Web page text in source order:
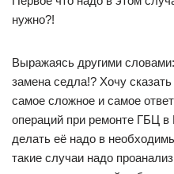
нужно?!
Выражаясь другими
замена седла!? Хочу
самое сложное и самое
операций при ремонте ГБЦ в
делать её надо в
такие случаи надо